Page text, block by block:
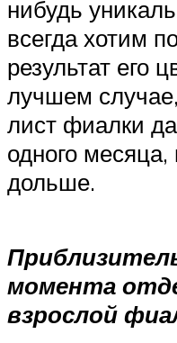
нибудь
всегда хотим
результат его
лучшем
лист фиалки
одного
дольше.
момента
взрослой